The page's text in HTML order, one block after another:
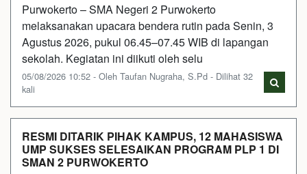
Purwokerto – SMA Negeri 2 Purwokerto
melaksanakan upacara bendera rutin pada Senin, 3
Agustus 2026, pukul 06.45–07.45 WIB di lapangan
sekolah. Kegiatan ini diikuti oleh selu
05/08/2026 10:52 - Oleh Taufan Nugraha, S.Pd - Dilihat 32
kali
RESMI DITARIK PIHAK KAMPUS, 12 MAHASISWA
UMP SUKSES SELESAIKAN PROGRAM PLP 1 DI
SMAN 2 PURWOKERTO